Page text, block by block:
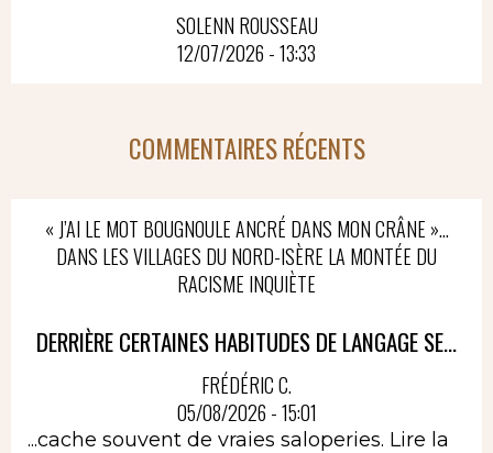
SOLENN ROUSSEAU
12/07/2026 - 13:33
COMMENTAIRES RÉCENTS
« J’AI LE MOT BOUGNOULE ANCRÉ DANS MON CRÂNE »…
DANS LES VILLAGES DU NORD-ISÈRE LA MONTÉE DU
RACISME INQUIÈTE
DERRIÈRE CERTAINES HABITUDES DE LANGAGE SE...
FRÉDÉRIC C.
05/08/2026 - 15:01
...cache souvent de vraies saloperies. Lire la